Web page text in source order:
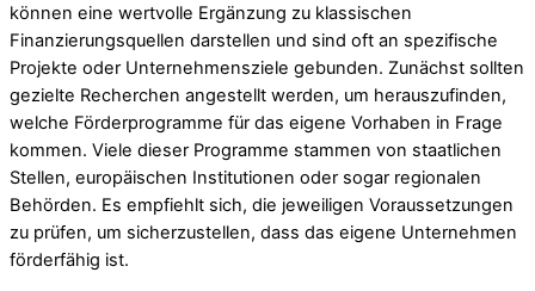
können eine wertvolle Ergänzung zu klassischen
Finanzierungsquellen darstellen und sind oft an spezifische
Projekte oder Unternehmensziele gebunden. Zunächst sollten
gezielte Recherchen angestellt werden, um herauszufinden,
welche Förderprogramme für das eigene Vorhaben in Frage
kommen. Viele dieser Programme stammen von staatlichen
Stellen, europäischen Institutionen oder sogar regionalen
Behörden. Es empfiehlt sich, die jeweiligen Voraussetzungen
zu prüfen, um sicherzustellen, dass das eigene Unternehmen
förderfähig ist.